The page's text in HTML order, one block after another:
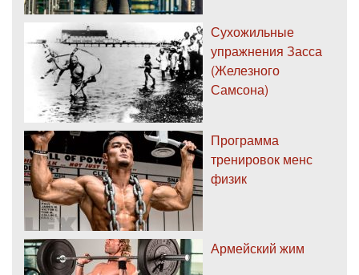
Сухожильные
упражнения Засса
(Железного
Самсона)
Программа
тренировок менс
физик
Армейский жим